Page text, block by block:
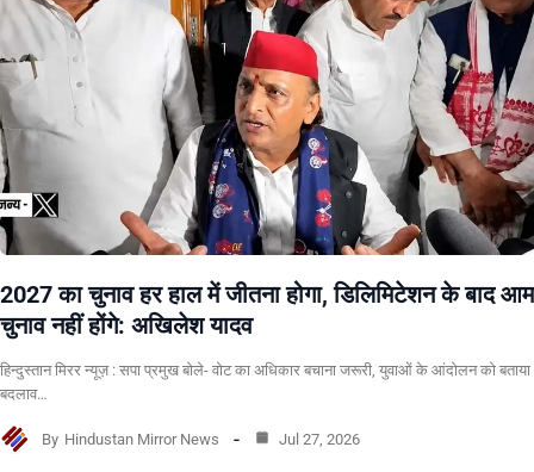
2027 का चुनाव हर हाल में जीतना होगा, डिलिमिटेशन के बाद आम
चुनाव नहीं होंगे: अखिलेश यादव
हिन्दुस्तान मिरर न्यूज़ : सपा प्रमुख बोले- वोट का अधिकार बचाना जरूरी, युवाओं के आंदोलन को बताया
बदलाव…
By Hindustan Mirror News Jul 27, 2026